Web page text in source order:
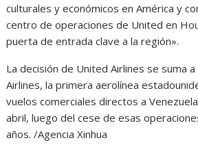
culturales y económicos en América y
centro de operaciones de United en
puerta de entrada clave a la región».
La decisión de United Airlines se suma a
Airlines, la primera aerolínea
vuelos comerciales directos a
abril, luego del cese de esas
años. /Agencia Xinhua